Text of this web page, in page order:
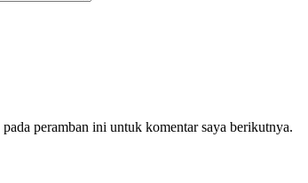
peramban ini untuk komentar saya berikutnya.